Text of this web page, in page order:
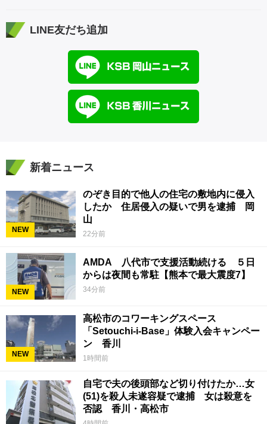
LINE友だち追加
新着ニュース
NEW
のぞき目的で他人の住宅の敷地内に侵入
したか 住居侵入の疑いで男を逮捕 岡
山
22分前
NEW
AMDA 八代市で支援活動続ける ５日
からは夜間も常駐【熊本で最大震度7】
34分前
NEW
高松市のコワーキングスペース
「Setouchi-i-Base」体験入会キャンペー
ン 香川
1時間前
自宅で夫の後頭部など切り付けたか…女
(51)を殺人未遂容疑で逮捕 女は殺意を
否認 香川・高松市